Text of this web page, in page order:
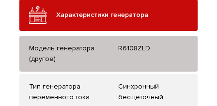
Характеристики генератора
Модель генератора
(другое)
R6108ZLD
Тип генератора
переменного тока
Синхронный
бесщёточный